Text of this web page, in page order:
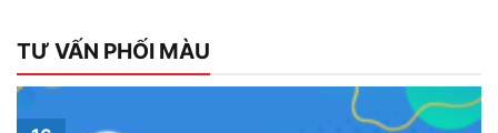
TƯ VẤN PHỐI MÀU